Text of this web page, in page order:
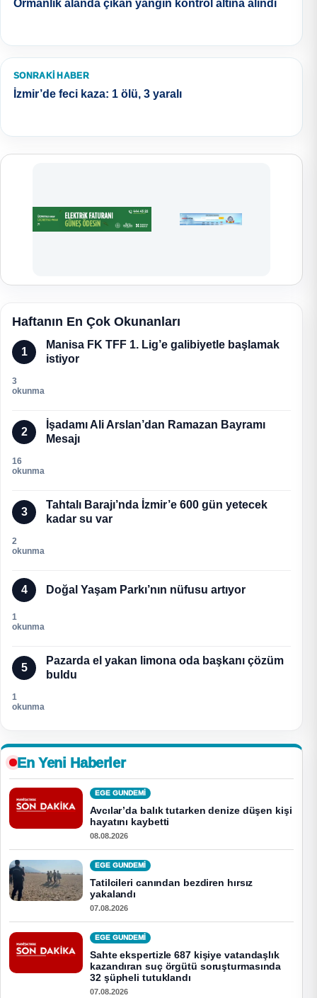
Ormanlık alanda çıkan yangın kontrol altına alındı
SONRAKI HABER
İzmir’de feci kaza: 1 ölü, 3 yaralı
Haftanın En Çok Okunanları
1
Manisa FK TFF 1. Lig’e galibiyetle başlamak
istiyor
3
okunma
2
İşadamı Ali Arslan’dan Ramazan Bayramı
Mesajı
16
okunma
3
Tahtalı Barajı’nda İzmir’e 600 gün yetecek
kadar su var
2
okunma
4 Doğal Yaşam Parkı’nın nüfusu artıyor
1
okunma
5
Pazarda el yakan limona oda başkanı çözüm
buldu
1
okunma
En Yeni Haberler
EGE GUNDEMİ
Avcılar’da balık tutarken denize düşen kişi
hayatını kaybetti
08.08.2026
EGE GUNDEMİ
Tatilcileri canından bezdiren hırsız
yakalandı
07.08.2026
EGE GUNDEMİ
Sahte ekspertizle 687 kişiye vatandaşlık
kazandıran suç örgütü soruşturmasında
32 şüpheli tutuklandı
07.08.2026